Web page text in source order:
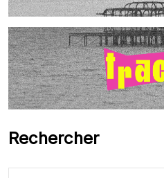
Rechercher